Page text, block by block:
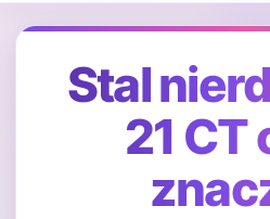
Stal
21 CT